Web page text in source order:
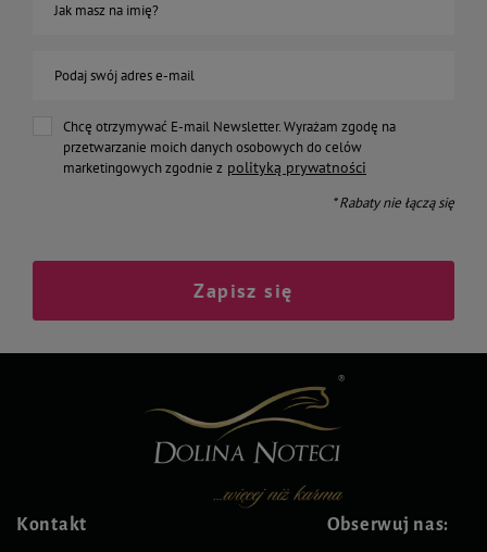
Jak masz na imię?
Podaj swój adres e-mail
Chcę otrzymywać E-mail Newsletter. Wyrażam zgodę na
przetwarzanie moich danych osobowych do celów
marketingowych zgodnie z polityką prywatności
* Rabaty nie łączą się
Zapisz się
Kontakt Obserwuj nas: